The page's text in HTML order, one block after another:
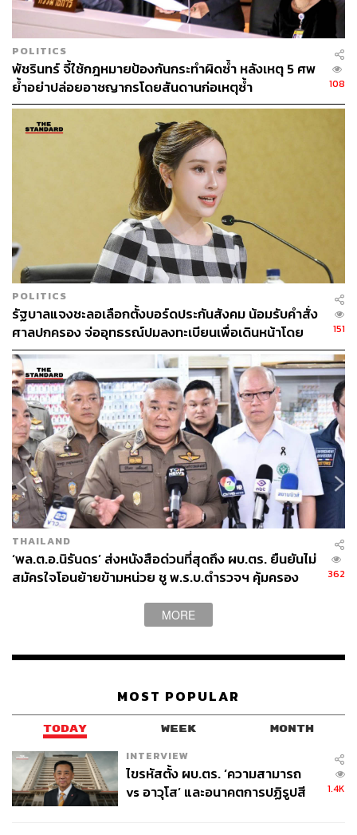
POLITICS
พัชรินทร์ จี้ใช้กฎหมายป้องกันกระทำผิดซ้ำ หลังเหตุ 5 ศพ
ย้ำอย่าปล่อยอาชญากรโดยสันดานก่อเหตุซ้ำ
108
POLITICS
รัฐบาลแจงชะลอเลือกตั้งบอร์ดประกันสังคม น้อมรับคำสั่ง
ศาลปกครอง จ่ออุทธรณ์ปมลงทะเบียนเพื่อเดินหน้าโดย
เร็ว
151
THAILAND
‘พล.ต.อ.นิรันดร’ ส่งหนังสือด่วนที่สุดถึง ผบ.ตร. ยืนยันไม่
สมัครใจโอนย้ายข้ามหน่วย ชู พ.ร.บ.ตำรวจฯ คุ้มครอง
362
MORE
MOST POPULAR
TODAY WEEK MONTH
INTERVIEW
ไขรหัสตั้ง ผบ.ตร. ‘ความสามารถ
vs อาวุโส’ และอนาคตการปฏิรูปสี
1.4K